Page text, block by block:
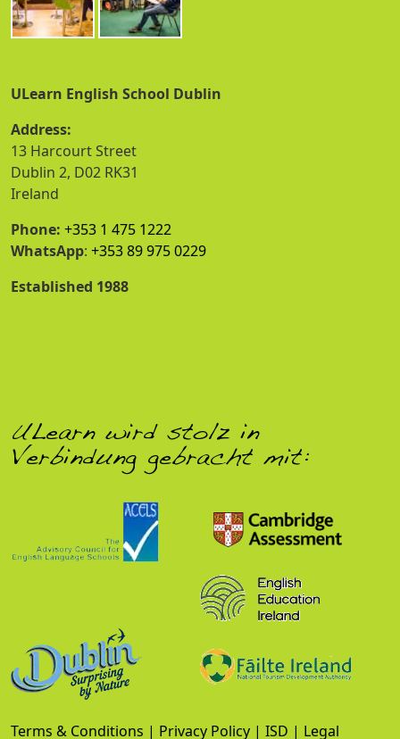
ULearn English School Dublin
Address:
13 Harcourt Street
Dublin 2, D02 RK31
Ireland
Phone: +353 1 475 1222
WhatsApp: +353 89 975 0229
Established 1988
ULearn wird stolz in
Verbindung gebracht mit:
Terms & Conditions | Privacy Policy | ISD | Legal